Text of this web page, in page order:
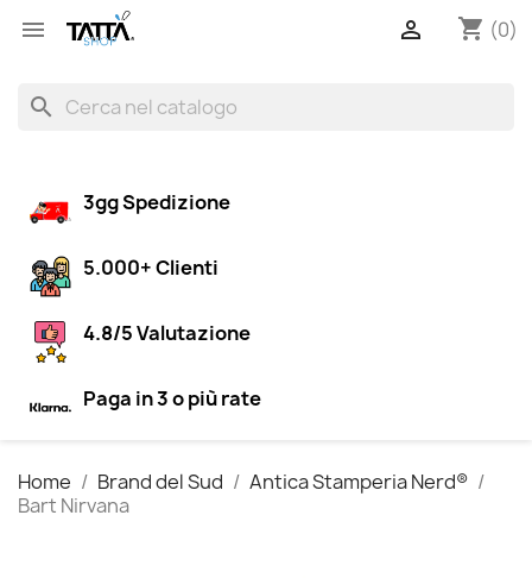
 shopping_cart (0)

search
3gg Spedizione
5.000+ Clienti
4.8/5 Valutazione
Paga in 3 o più rate
Home Brand del Sud
Antica Stamperia Nerd®
Bart Nirvana